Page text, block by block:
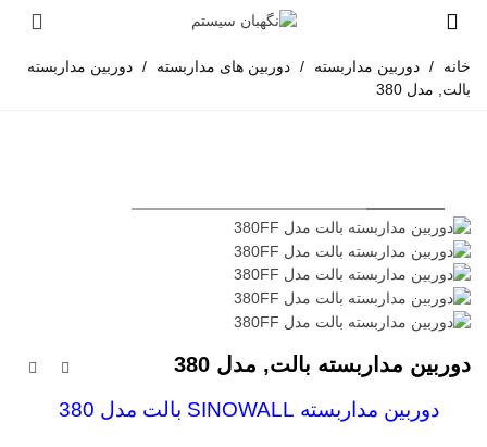
خانه / دوربین مداربسته / دوربین های مداربسته / دوربین مداربسته
بالت, مدل 380
دوربین مداربسته بالت, مدل 380
دوربین مداربسته SINOWALL بالت مدل 380